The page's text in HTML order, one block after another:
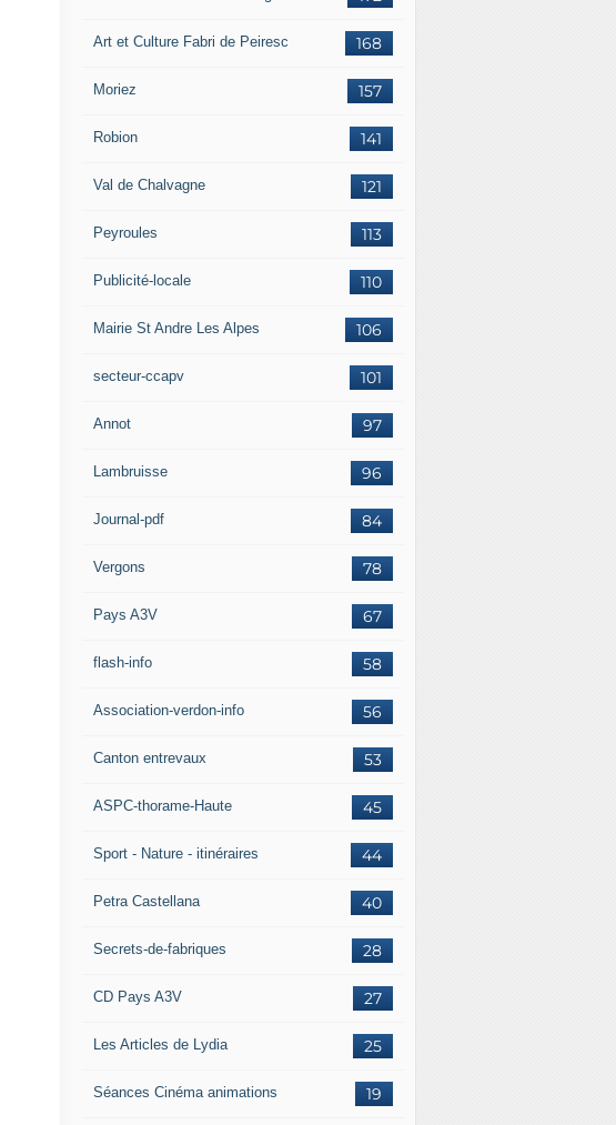
168
Art et Culture Fabri de Peiresc
157
Moriez
141
Robion
121
Val de Chalvagne
113
Peyroules
110
Publicité-locale
106
Mairie St Andre Les Alpes
101
secteur-ccapv
97
Annot
96
Lambruisse
84
Journal-pdf
78
Vergons
67
Pays A3V
58
flash-info
56
Association-verdon-info
53
Canton entrevaux
45
ASPC-thorame-Haute
44
Sport - Nature - itinéraires
40
Petra Castellana
28
Secrets-de-fabriques
27
CD Pays A3V
25
Les Articles de Lydia
19
Séances Cinéma animations